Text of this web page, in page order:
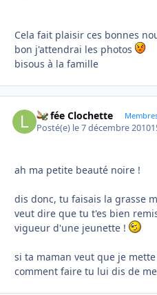
Cela fait plaisir ces bonnes
bon j'attendrai les photos
bisous à la famille
La fée Clochette
Posté(e) le 7 décembre 2010
ah ma petite beauté noire !
dis donc, tu faisais la grasse
veut dire que tu t'es bien
vigueur d'une jeunette !
si ta maman veut que je
comment faire tu lui dis de